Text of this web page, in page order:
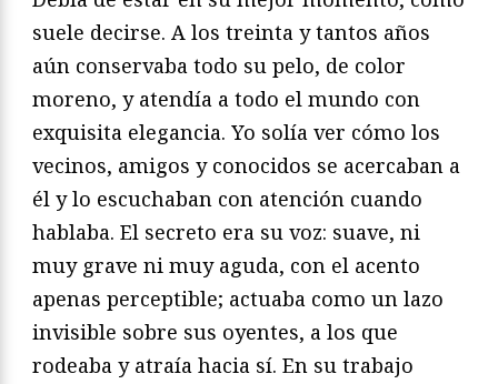
suele decirse. A los treinta y tantos años
aún conservaba todo su pelo, de color
moreno, y atendía a todo el mundo con
exquisita elegancia. Yo solía ver cómo los
vecinos, amigos y conocidos se acercaban a
él y lo escuchaban con atención cuando
hablaba. El secreto era su voz: suave, ni
muy grave ni muy aguda, con el acento
apenas perceptible; actuaba como un lazo
invisible sobre sus oyentes, a los que
rodeaba y atraía hacia sí. En su trabajo